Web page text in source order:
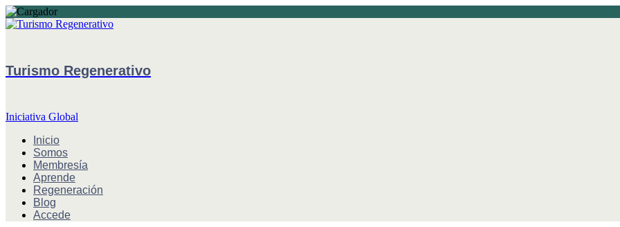
Turismo Regenerativo
Iniciativa Global
Inicio
Somos
Membresía
Aprende
Regeneración
Blog
Accede